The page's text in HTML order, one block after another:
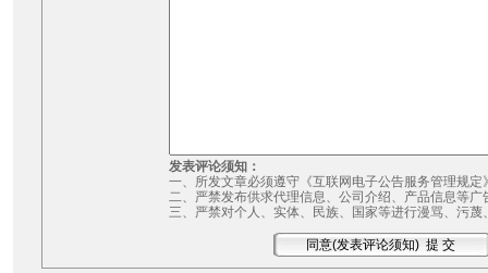
发表评论须知：
一、所发文章必须遵守《互联网电子公告服务管理规定
二、严禁发布供求代理信息、公司介绍、产品信息等广
三、严禁对个人、实体、民族、国家等进行漫骂、污蔑